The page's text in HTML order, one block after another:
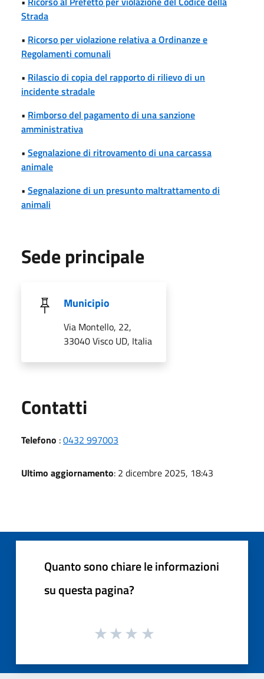
Strada
• Ricorso per violazione relativa a Ordinanze e
Regolamenti comunali
• Rilascio di copia del rapporto di rilievo di un
incidente stradale
• Rimborso del pagamento di una sanzione
amministrativa
• Segnalazione di ritrovamento di una carcassa
animale
• Segnalazione di un presunto maltrattamento di
animali
Sede principale
Municipio
Via Montello, 22,
33040 Visco UD, Italia
Contatti
Telefono :0432 997003
Ultimo aggiornamento: 2 dicembre 2025, 18:43
Quanto sono chiare le informazioni
su questa pagina?